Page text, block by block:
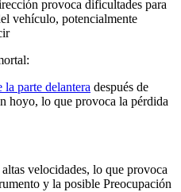
provoca dificultades para
vehículo, potencialmente
parte delantera después de
hoyo, lo que provoca la pérdida
velocidades, lo que provoca
y la posible Preocupación